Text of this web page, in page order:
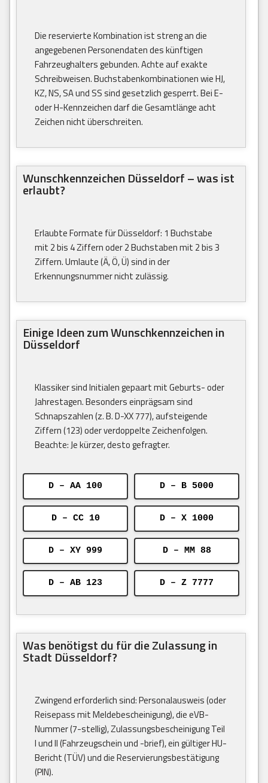
Die reservierte Kombination ist streng an die
angegebenen Personendaten des künftigen
Fahrzeughalters gebunden. Achte auf exakte
Schreibweisen. Buchstabenkombinationen wie HJ,
KZ, NS, SA und SS sind gesetzlich gesperrt. Bei E-
oder H-Kennzeichen darf die Gesamtlänge acht
Zeichen nicht überschreiten.
Wunschkennzeichen Düsseldorf – was ist
erlaubt?
Erlaubte Formate für Düsseldorf: 1 Buchstabe
mit 2 bis 4 Ziffern oder 2 Buchstaben mit 2 bis 3
Ziffern. Umlaute (Ä, Ö, Ü) sind in der
Erkennungsnummer nicht zulässig.
Einige Ideen zum Wunschkennzeichen in
Düsseldorf
Klassiker sind Initialen gepaart mit Geburts- oder
Jahrestagen. Besonders einprägsam sind
Schnapszahlen (z. B. D-XX 777), aufsteigende
Ziffern (123) oder verdoppelte Zeichenfolgen.
Beachte: Je kürzer, desto gefragter.
D – AA 100 D – B 5000
D – CC 10 D – X 1000
D – XY 999 D – MM 88
D – AB 123 D – Z 7777
Was benötigst du für die Zulassung in
Stadt Düsseldorf?
Zwingend erforderlich sind: Personalausweis (oder
Reisepass mit Meldebescheinigung), die eVB-
Nummer (7-stellig), Zulassungsbescheinigung Teil
I und II (Fahrzeugschein und -brief), ein gültiger HU-
Bericht (TÜV) und die Reservierungsbestätigung
(PIN).